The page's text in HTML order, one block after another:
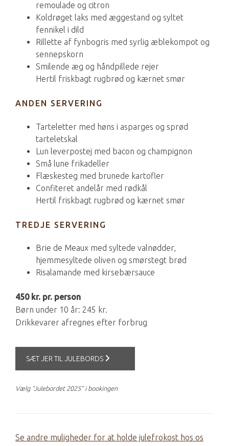
remoulade og citron
Koldrøget laks med æggestand og syltet
fennikel i dild
Rillette af fynbogris med syrlig æblekompot og
sennepskorn
Smilende æg og håndpillede rejer
Hertil friskbagt rugbrød og kærnet smør
ANDEN SERVERING
Tarteletter med høns i asparges og sprød
tarteletskal
Lun leverpostej med bacon og champignon
Små lune frikadeller
Flæskesteg med brunede kartofler
Confiteret andelår med rødkål
Hertil friskbagt rugbrød og kærnet smør
TREDJE SERVERING
Brie de Meaux med syltede valnødder,
hjemmesyltede oliven og smørstegt brød
Risalamande med kirsebærsauce
450 kr. pr. person
Børn under 10 år: 245 kr.
Drikkevarer afregnes efter forbrug
SÆT JER TIL JULEBORDS
Vælg “Julebordet 2025” i bookingen
Se andre muligheder for at holde julefrokost hos os